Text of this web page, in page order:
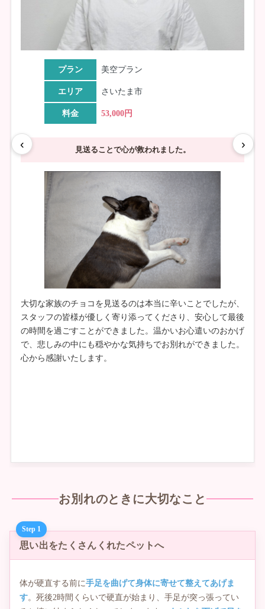
‹ ›
プラン 美空プラン
エリア さいたま市
料金 53,000円
見送ることで心が救われました。
大切な家族のチョコを見送るのは本当に辛いことでしたが、
スタッフの皆様が優しく寄り添ってくださり、安心して最後
の時間を過ごすことができました。温かいお心遣いのおかげ
で、悲しみの中にも穏やかな気持ちでお別れができました。
心から感謝いたします。
お別れのときに大切なこと
Step 1
思い出をたくさんくれたペットへ
体が硬直する前に手足を曲げて身体に寄せて整えてあげま
す。死後2時間くらいで硬直が始まり、手足が突っ張ってい